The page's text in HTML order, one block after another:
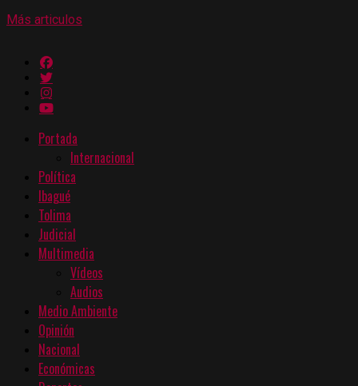
Más articulos
Portada
Internacional
Política
Ibagué
Tolima
Judicial
Multimedia
Vídeos
Audios
Medio Ambiente
Opinión
Nacional
Económicas